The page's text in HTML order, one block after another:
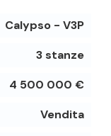
Calypso - V3P
3 stanze
4 500 000 €
Vendita